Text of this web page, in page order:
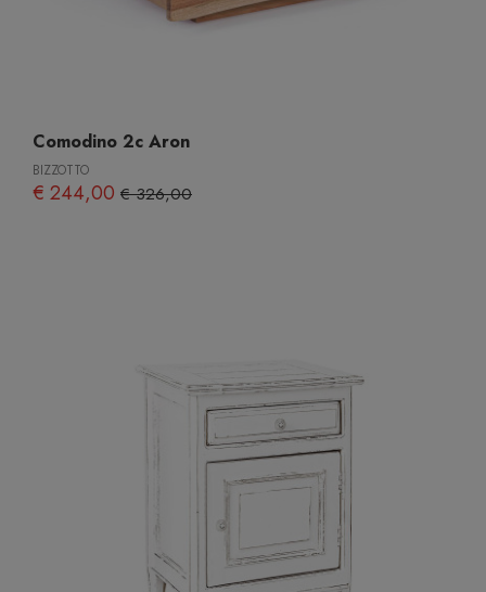
Comodino 2c Aron
BIZZOTTO
€ 244,00 € 326,00